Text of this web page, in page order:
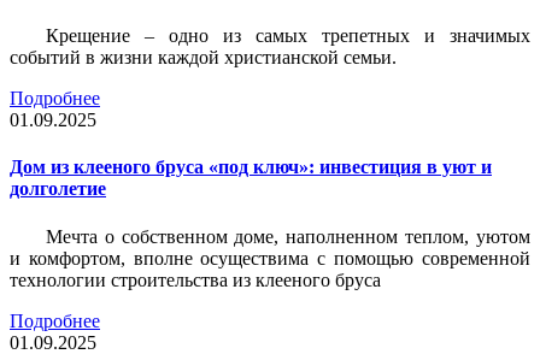
Крещение – одно из самых трепетных и значимых
событий в жизни каждой христианской семьи.
Подробнее
01.09.2025
Дом из клееного бруса «под ключ»: инвестиция в уют и
долголетие
Мечта о собственном доме, наполненном теплом, уютом
и комфортом, вполне осуществима с помощью современной
технологии строительства из клееного бруса
Подробнее
01.09.2025